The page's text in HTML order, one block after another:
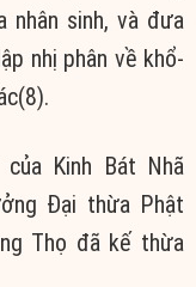
nhân sinh, và đưa
nhị phân về khổ-
của Kinh Bát Nhã
Đại thừa Phật
Thọ đã kế thừa